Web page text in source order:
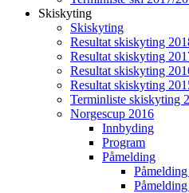
Skiskyting
Skiskyting
Resultat skiskyting
Resultat skiskyting
Resultat skiskyting
Resultat skiskyting
Terminliste skiskyting
Norgescup 2016
Innbyding
Program
Påmelding